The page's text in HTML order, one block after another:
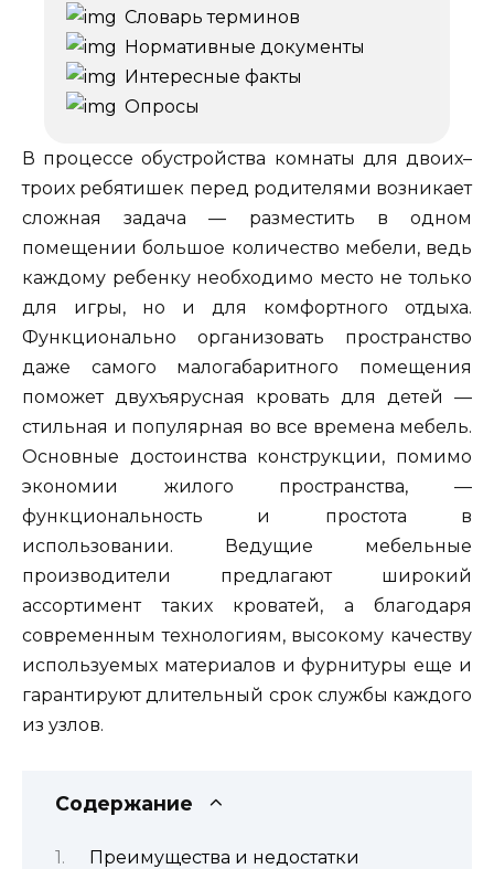
Словарь терминов
Нормативные документы
Интересные факты
Опросы
В процессе обустройства комнаты для двоих–
троих ребятишек перед родителями возникает
сложная задача — разместить в одном
помещении большое количество мебели, ведь
каждому ребенку необходимо место не только
для игры, но и для комфортного отдыха.
Функционально организовать пространство
даже самого малогабаритного помещения
поможет двухъярусная кровать для детей —
стильная и популярная во все времена мебель.
Основные достоинства конструкции, помимо
экономии жилого пространства, —
функциональность и простота в
использовании. Ведущие мебельные
производители предлагают широкий
ассортимент таких кроватей, а благодаря
современным технологиям, высокому качеству
используемых материалов и фурнитуры еще и
гарантируют длительный срок службы каждого
из узлов.
Содержание
Преимущества и недостатки